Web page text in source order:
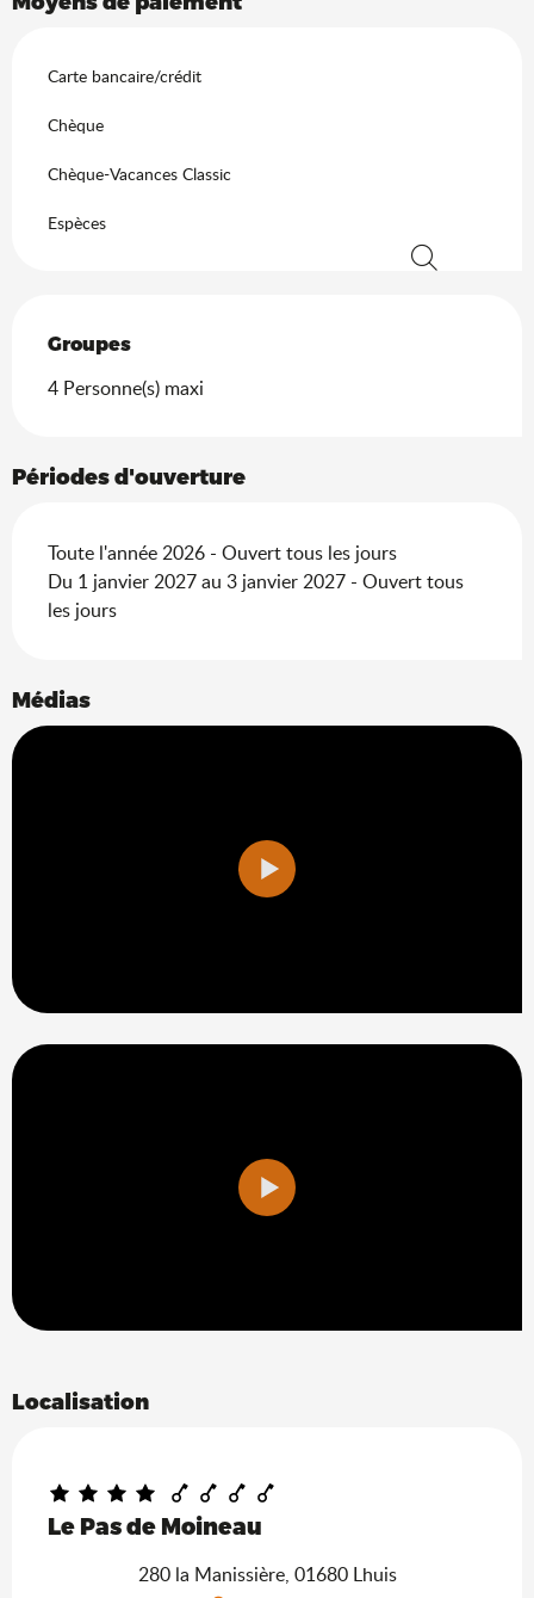
Carte bancaire/crédit
Chèque
Chèque-Vacances Classic
Espèces
Groupes
Groupes
4 Personne(s) maxi
Périodes d'ouverture
Toute l'année 2026 - Ouvert tous les jours
Du 1 janvier 2027 au 3 janvier 2027 - Ouvert tous
les jours
Médias
Localisation
Le Pas de Moineau
Ain Tourisme Durable
280 la Manissière, 01680 Lhuis